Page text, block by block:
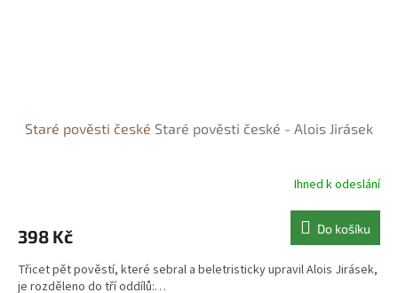
Staré pověsti české Staré pověsti české - Alois Jirásek
Ihned k odeslání
398 Kč Do košíku
Třicet pět pověstí, které sebral a beletristicky upravil Alois Jirásek,
je rozděleno do tří oddílů:…